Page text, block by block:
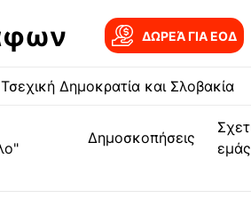
ΔΩΡΕΆ ΓΙΑ EOΔ
Τσεχική Δημοκρατία και Σλοβακία
Δημοσκοπήσεις
εμάς